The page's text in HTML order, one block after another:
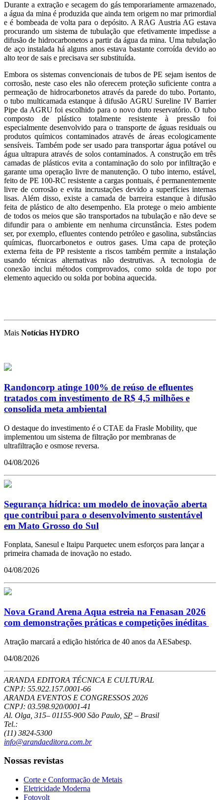
Durante a extração e secagem do gás temporariamente armazenado,
a água da mina é produzida que ainda tem origem no mar primordial
e é bombeada de volta para o depósito. A RAG Austria AG estava
procurando um sistema de tubulação que efetivamente impedisse a
difusão de hidrocarbonetos a partir da água da mina. Uma tubulação
de aço instalada há alguns anos estava bastante corroída devido ao
alto teor de sais e precisava ser substituída.
Embora os sistemas convencionais de tubos de PE sejam isentos de
corrosão, neste caso eles não oferecem proteção suficiente contra a
permeação de hidrocarbonetos através da parede do tubo. Portanto,
o tubo multicamada estanque à difusão AGRU Sureline IV Barrier
Pipe da AGRU foi escolhido para o novo duto reservatório. O tubo
composto de plástico totalmente resistente à pressão foi
especialmente desenvolvido para o transporte de águas residuais ou
produtos químicos contaminados através de áreas ecologicamente
sensíveis. Também pode ser usado para transportar água potável ou
água ultrapura através de solos contaminados. A construção em três
camadas de plásticos evita a contaminação do solo por infiltração e
garante uma operação livre de manutenção. O tubo interno, estável,
feito de PE 100-RC resistente a cargas pontuais, é permanentemente
livre de corrosão e evita incrustações devido a superfícies internas
lisas. Além disso, existe a camada de barreira estanque à difusão
feita de plástico de alto desempenho. Ela protege o meio ambiente
de todos os meios que são transportados na tubulação e não deve se
difundir para o ambiente em nenhuma circunstância. Estes podem
ser, por exemplo, efluentes contendo petróleo e gasolina, substâncias
químicas, fluorcarbonetos e outros gases. Uma capa de proteção
externa feita de PP resistente a riscos também permite a instalação
usando técnicas alternativas não destrutivas. A tecnologia de
conexão inclui métodos comprovados, como solda de topo por
elemento aquecido ou solda por bobina aquecida.
Mais Notícias HYDRO
Randoncorp atinge 100% de reúso de efluentes
tratados com investimento de R$ 4,5 milhões e
consolida meta ambiental
O destaque do investimento é o CTAE da Frasle Mobility, que
implementou um sistema de filtração por membranas de
ultrafiltração e osmose reversa.
04/08/2026
Segurança hídrica: um modelo de inovação aberta
que contribui para o desenvolvimento sustentável
em Mato Grosso do Sul
Fonplata, Sanesul e Itaipu Parquetec unem esforços para lançar a
primeira chamada de inovação no estado.
04/08/2026
Nova Grand Arena Aqua estreia na Fenasan 2026
com demonstrações práticas e competições inéditas
Atração marcará a edição histórica de 40 anos da AESabesp.
04/08/2026
ARANDA EDITORA TÉCNICA E CULTURAL
CNPJ: 55.922.157.0001-66
ARANDA EVENTOS E CONGRESSOS 2026
CNPJ: 03.598.920/0001-41
Al. Olga, 315– 01155-900 São Paulo SP – Brasil
Tel.:
(11) 3824-5300
info@arandaeditora.com.br
Nossas revistas
Corte e Conformação de Metais
Eletricidade Moderna
Fotovolt